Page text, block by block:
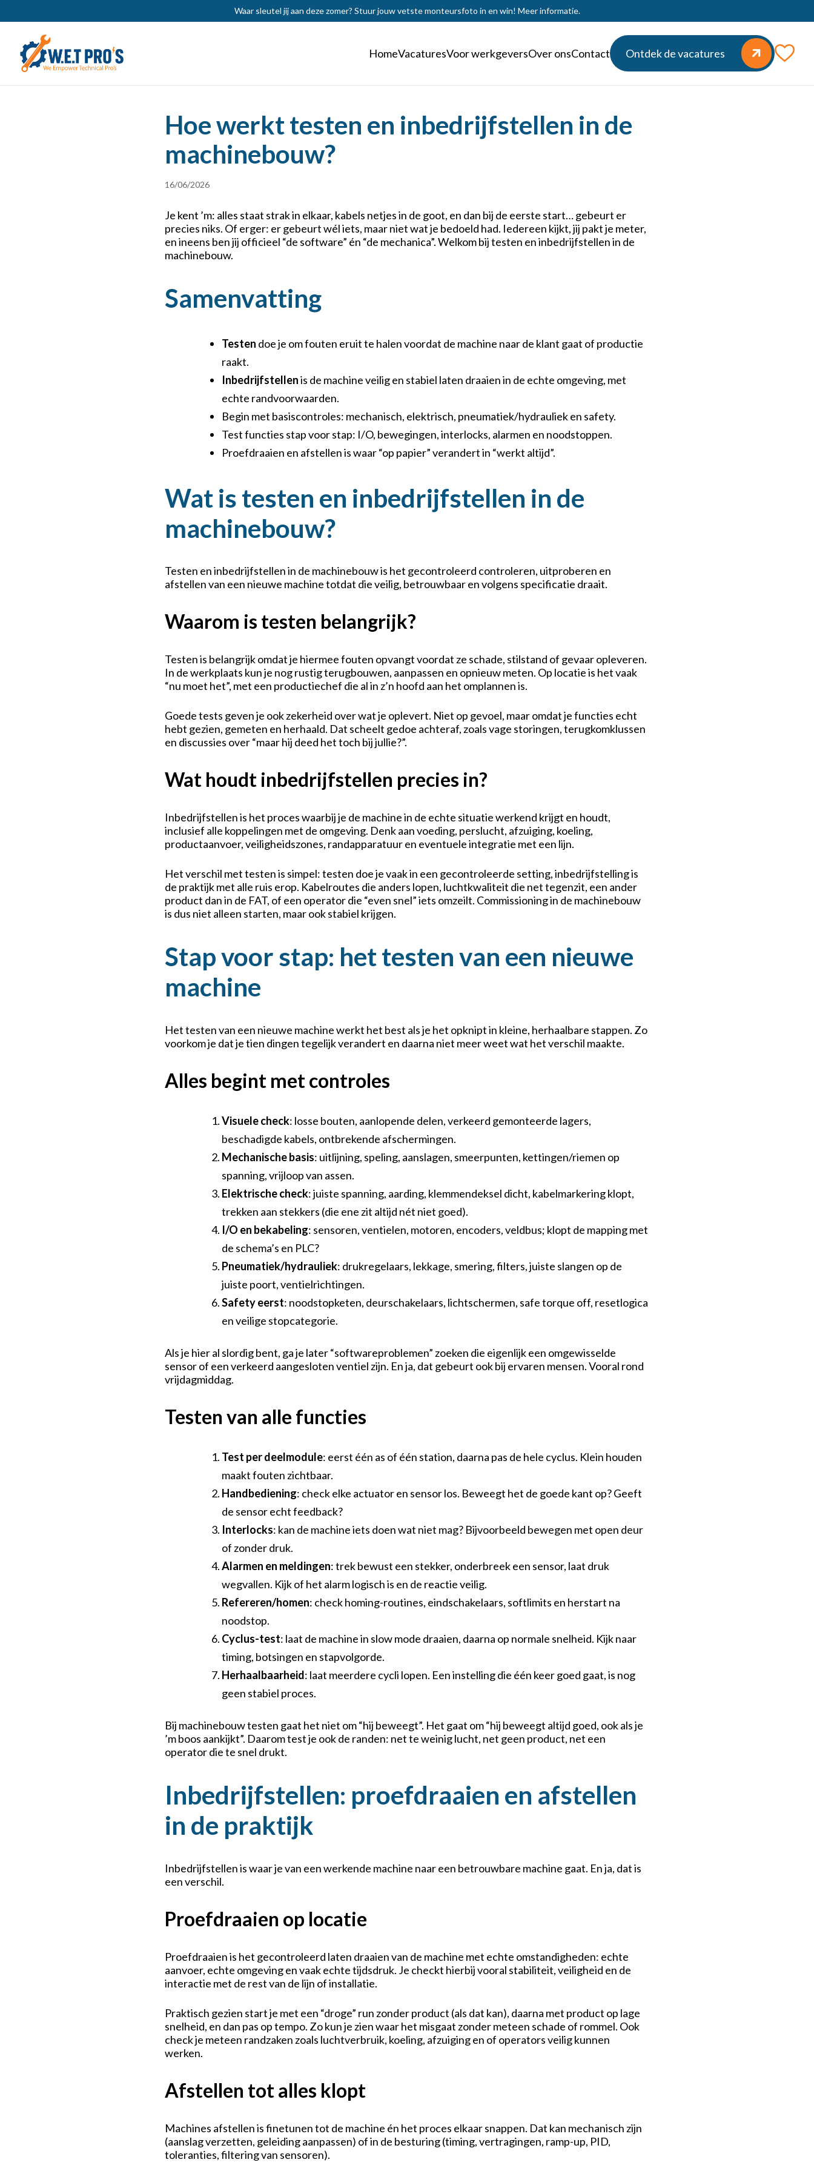
Waar sleutel jij aan deze zomer? Stuur jouw vetste monteursfoto in en win! Meer informatie.
HomeVacaturesVoor werkgeversOver onsContact Ontdek de vacatures
Home
Vacatures
Over ons
Hoe werkt testen en inbedrijfstellen in de
machinebouw?
16/06/2026
Je kent ’m: alles staat strak in elkaar, kabels netjes in de goot, en dan bij de eerste start… gebeurt er
precies niks. Of erger: er gebeurt wél iets, maar niet wat je bedoeld had. Iedereen kijkt, jij pakt je meter,
en ineens ben jij officieel “de software” én “de mechanica”. Welkom bij testen en inbedrijfstellen in de
machinebouw.
Samenvatting
Testen doe je om fouten eruit te halen voordat de machine naar de klant gaat of productie
raakt.
Inbedrijfstellenis de machine veilig en stabiel laten draaien in de echte omgeving, met
echte randvoorwaarden.
Begin met basiscontroles: mechanisch, elektrisch, pneumatiek/hydrauliek en safety.
Test functies stap voor stap: I/O, bewegingen, interlocks, alarmen en noodstoppen.
Proefdraaien en afstellen is waar “op papier” verandert in “werkt altijd”.
Wat is testen en inbedrijfstellen in de
machinebouw?
Testen en inbedrijfstellen in de machinebouw is het gecontroleerd controleren, uitproberen en
afstellen van een nieuwe machine totdat die veilig, betrouwbaar en volgens specificatie draait.
Waarom is testen belangrijk?
Testen is belangrijk omdat je hiermee fouten opvangt voordat ze schade, stilstand of gevaar opleveren.
In de werkplaats kun je nog rustig terugbouwen, aanpassen en opnieuw meten. Op locatie is het vaak
“nu moet het”, met een productiechef die al in z’n hoofd aan het omplannen is.
Goede tests geven je ook zekerheid over wat je oplevert. Niet op gevoel, maar omdat je functies echt
hebt gezien, gemeten en herhaald. Dat scheelt gedoe achteraf, zoals vage storingen, terugkomklussen
en discussies over “maar hij deed het toch bij jullie?”.
Wat houdt inbedrijfstellen precies in?
Inbedrijfstellen is het proces waarbij je de machine in de echte situatie werkend krijgt en houdt,
inclusief alle koppelingen met de omgeving. Denk aan voeding, perslucht, afzuiging, koeling,
productaanvoer, veiligheidszones, randapparatuur en eventuele integratie met een lijn.
Het verschil met testen is simpel: testen doe je vaak in een gecontroleerde setting, inbedrijfstelling is
de praktijk met alle ruis erop. Kabelroutes die anders lopen, luchtkwaliteit die net tegenzit, een ander
product dan in de FAT, of een operator die “even snel” iets omzeilt. Commissioning in de machinebouw
is dus niet alleen starten, maar ook stabiel krijgen.
Stap voor stap: het testen van een nieuwe
machine
Het testen van een nieuwe machine werkt het best als je het opknipt in kleine, herhaalbare stappen. Zo
voorkom je dat je tien dingen tegelijk verandert en daarna niet meer weet wat het verschil maakte.
Alles begint met controles
Visuele check: losse bouten, aanlopende delen, verkeerd gemonteerde lagers,
beschadigde kabels, ontbrekende afschermingen.
Mechanische basis: uitlijning, speling, aanslagen, smeerpunten, kettingen/riemen op
spanning, vrijloop van assen.
Elektrische check: juiste spanning, aarding, klemmendeksel dicht, kabelmarkering klopt,
trekken aan stekkers (die ene zit altijd nét niet goed).
I/O en bekabeling: sensoren, ventielen, motoren, encoders, veldbus; klopt de mapping met
de schema’s en PLC?
Pneumatiek/hydrauliek: drukregelaars, lekkage, smering, filters, juiste slangen op de
juiste poort, ventielrichtingen.
Safety eerst: noodstopketen, deurschakelaars, lichtschermen, safe torque off, resetlogica
en veilige stopcategorie.
Als je hier al slordig bent, ga je later “softwareproblemen” zoeken die eigenlijk een omgewisselde
sensor of een verkeerd aangesloten ventiel zijn. En ja, dat gebeurt ook bij ervaren mensen. Vooral rond
vrijdagmiddag.
Testen van alle functies
Test per deelmodule: eerst één as of één station, daarna pas de hele cyclus. Klein houden
maakt fouten zichtbaar.
Handbediening: check elke actuator en sensor los. Beweegt het de goede kant op? Geeft
de sensor echt feedback?
Interlocks: kan de machine iets doen wat niet mag? Bijvoorbeeld bewegen met open deur
of zonder druk.
Alarmen en meldingen: trek bewust een stekker, onderbreek een sensor, laat druk
wegvallen. Kijk of het alarm logisch is en de reactie veilig.
Refereren/homen: check homing-routines, eindschakelaars, softlimits en herstart na
noodstop.
Cyclus-test: laat de machine in slow mode draaien, daarna op normale snelheid. Kijk naar
timing, botsingen en stapvolgorde.
Herhaalbaarheid: laat meerdere cycli lopen. Een instelling die één keer goed gaat, is nog
geen stabiel proces.
Bij machinebouw testen gaat het niet om “hij beweegt”. Het gaat om “hij beweegt altijd goed, ook als je
’m boos aankijkt”. Daarom test je ook de randen: net te weinig lucht, net geen product, net een
operator die te snel drukt.
Inbedrijfstellen: proefdraaien en afstellen
in de praktijk
Inbedrijfstellen is waar je van een werkende machine naar een betrouwbare machine gaat. En ja, dat is
een verschil.
Proefdraaien op locatie
Proefdraaien is het gecontroleerd laten draaien van de machine met echte omstandigheden: echte
aanvoer, echte omgeving en vaak echte tijdsdruk. Je checkt hierbij vooral stabiliteit, veiligheid en de
interactie met de rest van de lijn of installatie.
Praktisch gezien start je met een “droge” run zonder product (als dat kan), daarna met product op lage
snelheid, en dan pas op tempo. Zo kun je zien waar het misgaat zonder meteen schade of rommel. Ook
check je meteen randzaken zoals luchtverbruik, koeling, afzuiging en of operators veilig kunnen
werken.
Afstellen tot alles klopt
Machines afstellen is finetunen tot de machine én het proces elkaar snappen. Dat kan mechanisch zijn
(aanslag verzetten, geleiding aanpassen) of in de besturing (timing, vertragingen, ramp-up, PID,
toleranties, filtering van sensoren).